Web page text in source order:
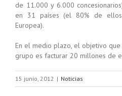
de 11.000 y 6.000
en 31 países (el 80% de
Europea).
En el medio plazo, el objetivo
grupo es facturar 20 millones de
15 junio, 2012 | Noticias